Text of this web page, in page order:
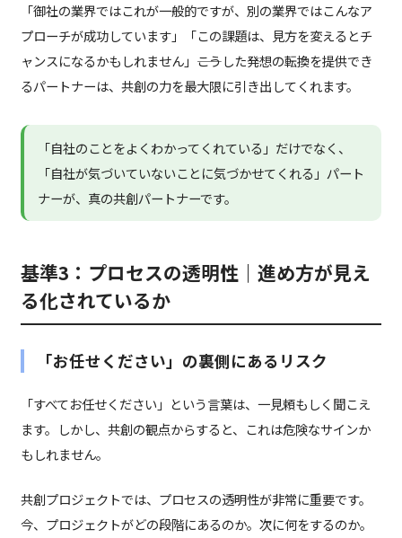
「御社の業界ではこれが一般的ですが、別の業界ではこんなア
プローチが成功しています」「この課題は、見方を変えるとチ
ャンスになるかもしれません」――こうした発想の転換を提供でき
るパートナーは、共創の力を最大限に引き出してくれます。
「自社のことをよくわかってくれている」だけでなく、
「自社が気づいていないことに気づかせてくれる」パート
ナーが、真の共創パートナーです。
基準3：プロセスの透明性｜進め方が見え
る化されているか
「お任せください」の裏側にあるリスク
「すべてお任せください」という言葉は、一見頼もしく聞こえ
ます。しかし、共創の観点からすると、これは危険なサインか
もしれません。
共創プロジェクトでは、プロセスの透明性が非常に重要です。
今、プロジェクトがどの段階にあるのか。次に何をするのか。